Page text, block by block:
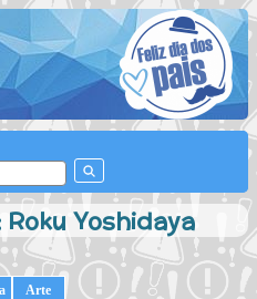
Yoshidaya
Arte